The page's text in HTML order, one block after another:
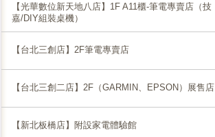
【光華數位新天地八店】1F A11櫃-筆電專賣店（技
嘉/DIY組裝桌機）
【台北三創店】2F筆電專賣店
【台北三創二店】2F（GARMIN、EPSON）展售店
【新北板橋店】附設家電體驗館